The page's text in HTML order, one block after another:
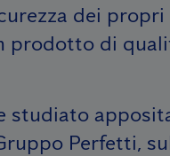
dei
prodotto di
studiato
Perfetti,